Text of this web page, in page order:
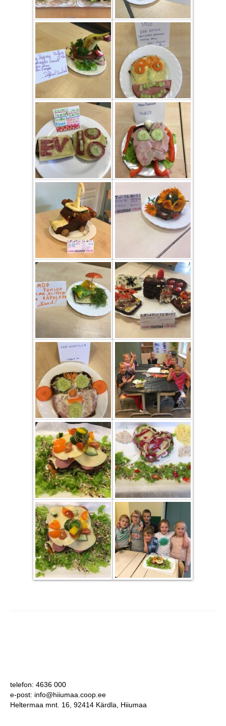
telefon: 4636 000
e-post: info@hiiumaa.coop.ee
Heltermaa mnt. 16, 92414 Kärdla, Hiiumaa